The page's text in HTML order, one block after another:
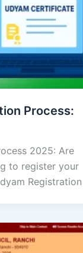
Process:
2025: Are
to register your
Registration